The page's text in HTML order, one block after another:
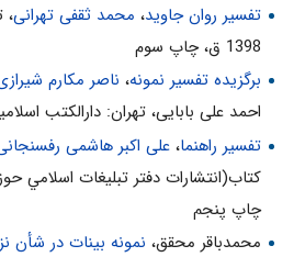
پيامبراكرم صلى الله عليه و آله فرمود:
بيان روشن بخوانيد، (نه مثل شعر، نه مثل
تلاوت، رسيدن به آخر سوره نباشد. «1»
اداى حروف است. «2»* امام
زيبا و آرام خواندن قرآن، مكث كردن در
تفسیر روان جاوید، محمد ثقفی تهرانی،
1398 ق، چاپ سوم
برگزیده تفسیر نمونه، ناصر مکارم
احمد علی بابایی، تهران: دارالکتب اسلامیه،
تفسیر راهنما، علی اکبر هاشمی
چاپ پنجم‌
محمدباقر محقق، نمونه بینات در شأن